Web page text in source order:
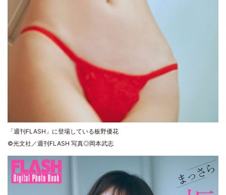
「週刊FLASH」に登場している板野優花
©光文社／週刊FLASH 写真◎岡本武志